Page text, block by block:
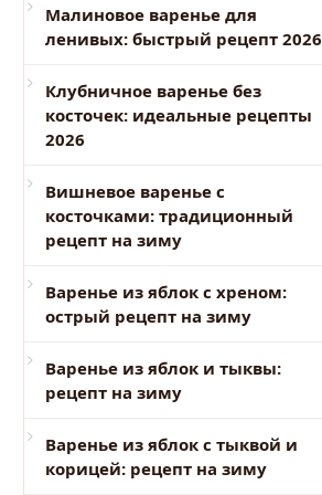
Малиновое варенье для
ленивых: быстрый рецепт 2026
Клубничное варенье без
косточек: идеальные рецепты
2026
Вишневое варенье с
косточками: традиционный
рецепт на зиму
Варенье из яблок с хреном:
острый рецепт на зиму
Варенье из яблок и тыквы:
рецепт на зиму
Варенье из яблок с тыквой и
корицей: рецепт на зиму